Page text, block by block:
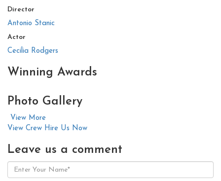
Director
Antonio Stanic
Actor
Cecilia Rodgers
Winning Awards
Photo Gallery
View More
View Crew Hire Us Now
Leave us a comment